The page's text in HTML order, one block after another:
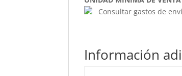
Consultar gastos de
Información